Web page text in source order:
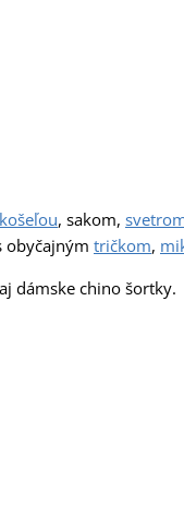
košeľou, sakom,
obyčajným tričkom,
dámske chino šortky.